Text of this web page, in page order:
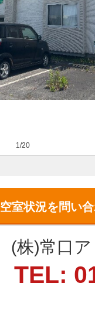
1/20
空室状況を問い
(株)常口
TEL: